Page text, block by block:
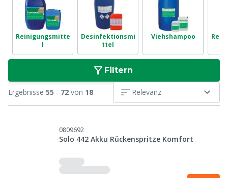
Reinigungsmitte
l
Desinfektionsmi
ttel
Viehshampoo
Filtern
Ergebnisse 55 - 72 von 18 Relevanz
0809692
Solo 442 Akku Rückenspritze Komfort